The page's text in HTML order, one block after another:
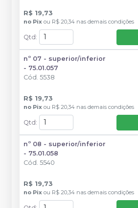
R$ 19,73
no Pix ou R$ 20,34 nas demais condições
Qtd :
nº 07 - superior/inferior
- 75.01.057
Cód. 5538
R$ 19,73
no Pix ou R$ 20,34 nas demais condições
Qtd :
nº 08 - superior/inferior
- 75.01.058
Cód. 5540
R$ 19,73
no Pix ou R$ 20,34 nas demais condições